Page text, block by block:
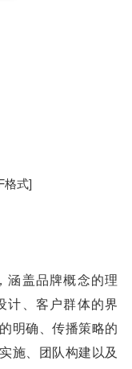
格式]
涵盖品牌概念的理
计、客户群体的界
明确、传播策略的
施、团队构建以及